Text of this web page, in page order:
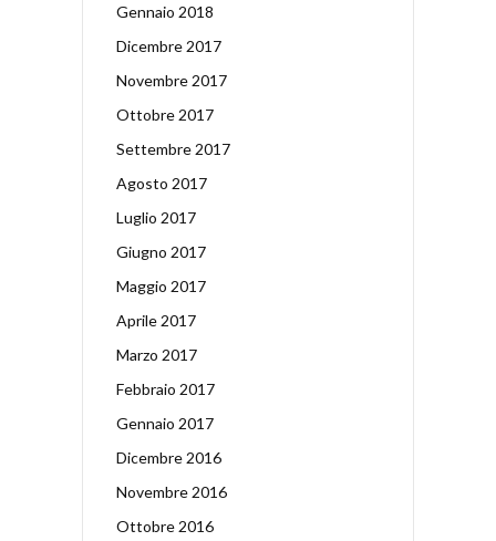
Gennaio 2018
Dicembre 2017
Novembre 2017
Ottobre 2017
Settembre 2017
Agosto 2017
Luglio 2017
Giugno 2017
Maggio 2017
Aprile 2017
Marzo 2017
Febbraio 2017
Gennaio 2017
Dicembre 2016
Novembre 2016
Ottobre 2016